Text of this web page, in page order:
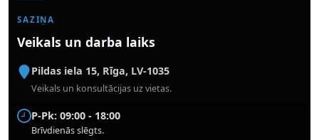
SAZIŅA
Veikals un darba laiks
Pildas iela 15, Rīga, LV-1035
Veikals un konsultācijas uz vietas.
P-Pk: 09:00 - 18:00
Brīvdienās slēgts.